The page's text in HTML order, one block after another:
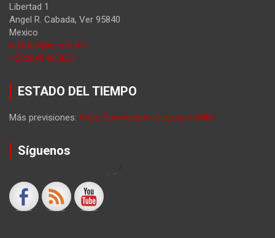
Libertad 1
Angel R. Cabada, Ver 95840
Mexico
editorial@ncstv.info
+522849460822
ESTADO DEL TIEMPO
Más previsiones: https://oneweather.org/es/seville/
Síguenos